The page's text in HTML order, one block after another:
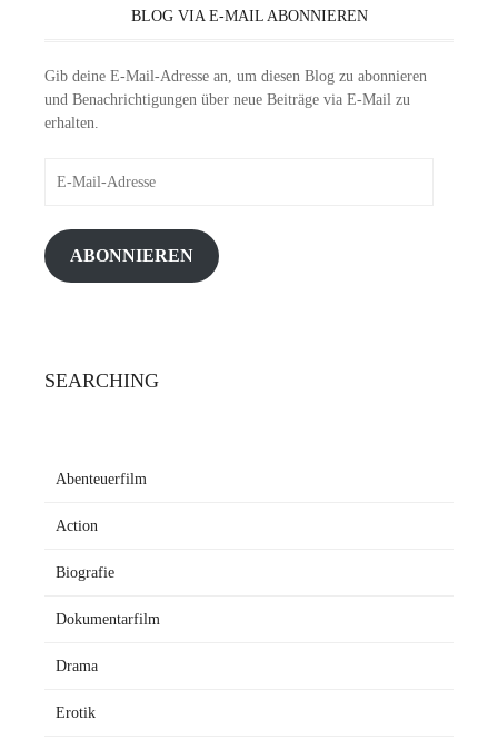
BLOG VIA E-MAIL ABONNIEREN
Gib deine E-Mail-Adresse an, um diesen Blog zu abonnieren
und Benachrichtigungen über neue Beiträge via E-Mail zu
erhalten.
Mail-
ABONNIEREN
SEARCHING
Abenteuerfilm
Action
Biografie
Dokumentarfilm
Drama
Erotik